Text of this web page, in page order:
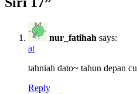
nur_fatihah says:
at
tahniah dato~ tahun depan
Reply